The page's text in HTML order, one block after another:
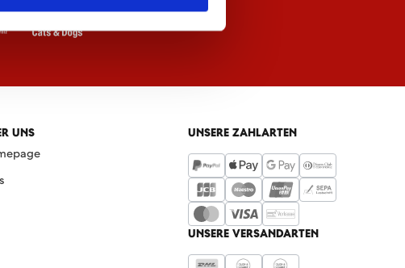
UNS
UNSERE ZAHLARTEN
UNSERE VERSANDARTEN